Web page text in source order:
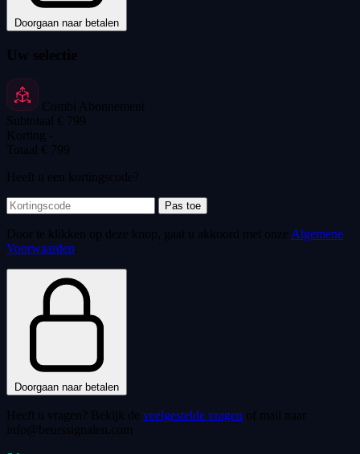
Doorgaan naar betalen
Uw selectie
Combi Abonnement
Subtotaal € 799
Korting -
Totaal € 799
Heeft u een kortingscode?
Pas toe
Door te klikken op deze knop, gaat u akkoord met onze Algemene
Voorwaarden
Doorgaan naar betalen
Heeft u vragen? Bekijk de veelgestelde vragen of mail naar
info@beurssignalen.com